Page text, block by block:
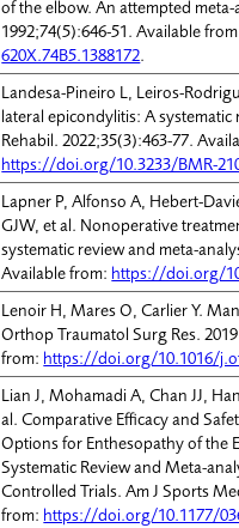
of the elbow. An attempted
1992;74(5):646-51. Available
620X.74B5.1388172.
Landesa-Pineiro L, Leiros-
lateral epicondylitis: A
Rehabil. 2022;35(3):463-77.
https://doi.org/10.3233/BMR-
Lapner P, Alfonso A, Hebert-
GJW, et al. Nonoperative
systematic review and meta-
Available from: https://doi.org/
Lenoir H, Mares O, Carlier Y.
Orthop Traumatol Surg Res.
from: https://doi.org/10.1016/
Lian J, Mohamadi A, Chan JJ,
al. Comparative Efficacy and
Options for Enthesopathy of the
Systematic Review and Meta-
Controlled Trials. Am J Sports
from: https://doi.org/10.1177/